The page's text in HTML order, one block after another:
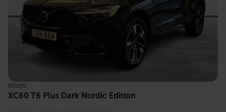
VOLVO
XC60 T6 Plus Dark Nordic Edition